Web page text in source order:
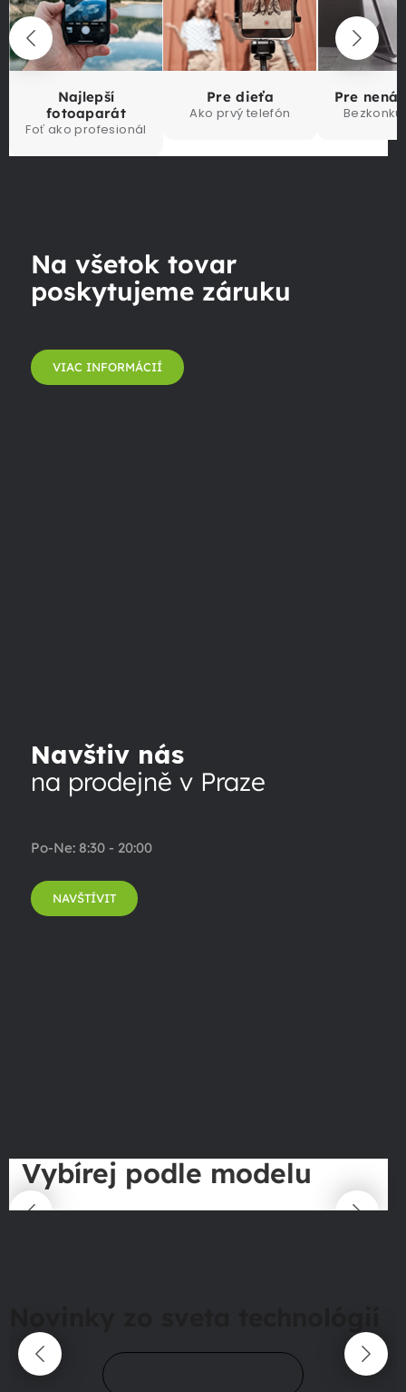
Najlepší
fotoaparát
Foť ako profesionál
Pre dieťa
Ako prvý telefón
Pre
Na všetok tovar
poskytujeme záruku
VIAC INFORMÁCIÍ
Navštiv nás
na prodejně v Praze
Po-Ne: 8:30 - 20:00
NAVŠTÍVIT
Vybírej podle modelu